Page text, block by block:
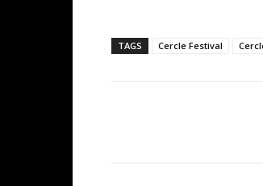
TAGS Cercle Festival